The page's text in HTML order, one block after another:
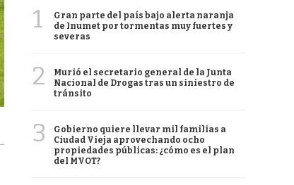
1
Gran parte del país bajo alerta naranja
de Inumet por tormentas muy fuertes y
severas
2
Murió el secretario general de la Junta
Nacional de Drogas tras un siniestro de
tránsito
3
Gobierno quiere llevar mil familias a
Ciudad Vieja aprovechando ocho
propiedades públicas: ¿cómo es el plan
del MVOT?